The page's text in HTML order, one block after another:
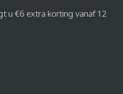
u €6 extra korting vanaf 12